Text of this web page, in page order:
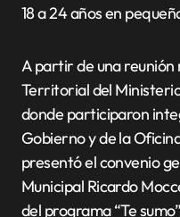
18 a 24 años en
A partir de una reunión
Territorial del
donde participaron
Gobierno y de la
presentó el convenio
Municipal Ricardo
del programa “Te